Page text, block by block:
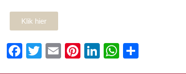
Klik hier
Facebook
Twitter
EmailPinterest
LinkedIn
WhatsApp